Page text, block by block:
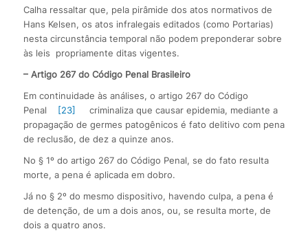
Calha ressaltar que, pela pirâmide dos atos normativos de
Hans Kelsen, os atos infralegais editados (como Portarias)
nesta circunstância temporal não podem preponderar sobre
às leis propriamente ditas vigentes.
– Artigo 267 do Código Penal Brasileiro
Em continuidade às análises, o artigo 267 do Código
Penal
[23]
criminaliza que causar epidemia, mediante a
propagação de germes patogênicos é fato delitivo com pena
de reclusão, de dez a quinze anos.
No § 1º do artigo 267 do Código Penal, se do fato resulta
morte, a pena é aplicada em dobro.
Já no § 2º do mesmo dispositivo, havendo culpa, a pena é
de detenção, de um a dois anos, ou, se resulta morte, de
dois a quatro anos.